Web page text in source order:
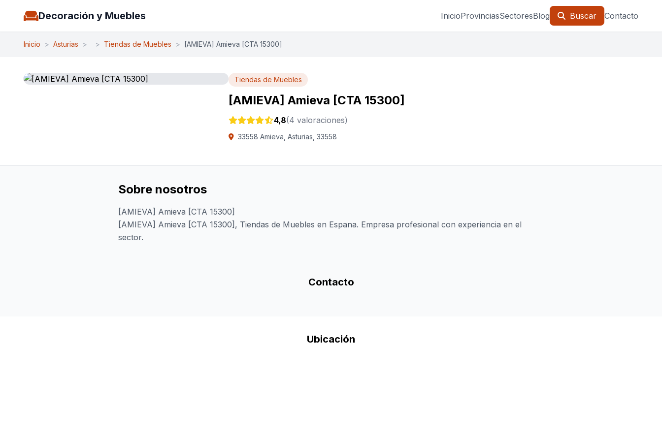
Decoración y Muebles InicioProvinciasSectoresBlog Buscar Contacto
Inicio > Asturias > > Tiendas de Muebles > [AMIEVA] Amieva [CTA 15300]
Tiendas de Muebles
[AMIEVA] Amieva [CTA 15300]
4,8(4 valoraciones)
33558 Amieva, Asturias, 33558
Sobre nosotros
[AMIEVA] Amieva [CTA 15300]
[AMIEVA] Amieva [CTA 15300], Tiendas de Muebles en Espana. Empresa profesional con experiencia en el
sector.
Contacto
Ubicación